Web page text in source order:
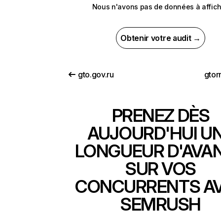
Nous n'avons pas de données à
Obtenir votre audit →
gto.gov.ru
PRENEZ DÈS
AUJOURD'HUI
LONGUEUR
SUR VOS
CONCURRENTS
SEMRUSH